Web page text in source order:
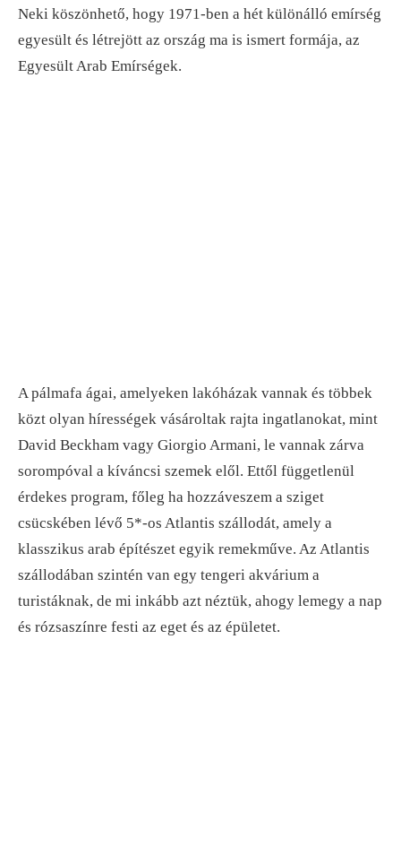
Neki köszönhető, hogy 1971-ben a hét különálló emírség
egyesült és létrejött az ország ma is ismert formája, az
Egyesült Arab Emírségek.
A pálmafa ágai, amelyeken lakóházak vannak és többek
közt olyan hírességek vásároltak rajta ingatlanokat, mint
David Beckham vagy Giorgio Armani, le vannak zárva
sorompóval a kíváncsi szemek elől. Ettől függetlenül
érdekes program, főleg ha hozzáveszem a sziget
csücskében lévő 5*-os Atlantis szállodát, amely a
klasszikus arab építészet egyik remekműve. Az Atlantis
szállodában szintén van egy tengeri akvárium a
turistáknak, de mi inkább azt néztük, ahogy lemegy a nap
és rózsaszínre festi az eget és az épületet.